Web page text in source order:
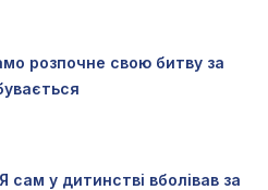
розпочне свою битву за
у дитинстві вболівав за